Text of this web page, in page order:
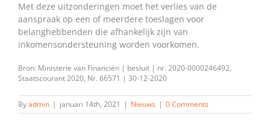
Met deze uitzonderingen moet het verlies van de
aanspraak op een of meerdere toeslagen voor
belanghebbenden die afhankelijk zijn van
inkomensondersteuning worden voorkomen.
Bron: Ministerie van Financiën | besluit | nr. 2020-0000246492,
Staatscourant 2020, Nr. 66571 | 30-12-2020
Byadmin | januari 14th, 2021 | Nieuws | 0 Comments